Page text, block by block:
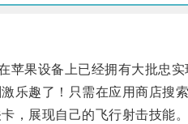
果设备上已经拥有大批忠实
趣了！只需在应用商店搜
展现自己的飞行射击技能。